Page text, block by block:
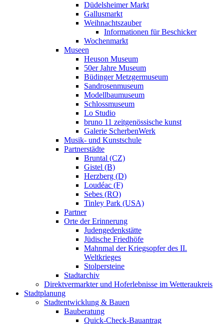
Düdelsheimer Markt
Gallusmarkt
Weihnachtszauber
Informationen für Beschicker
Wochenmarkt
Museen
Heuson Museum
50er Jahre Museum
Büdinger Metzgermuseum
Sandrosenmuseum
Modellbaumuseum
Schlossmuseum
Lo Studio
bruno 11 zeitgenössische kunst
Galerie ScherbenWerk
Musik- und Kunstschule
Partnerstädte
Bruntal (CZ)
Gistel (B)
Herzberg (D)
Loudéac (F)
Sebes (RO)
Tinley Park (USA)
Partner
Orte der Erinnerung
Judengedenkstätte
Jüdische Friedhöfe
Mahnmal der Kriegsopfer des II.
Weltkrieges
Stolpersteine
Stadtarchiv
Direktvermarkter und Hoferlebnisse im Wetteraukreis
Stadtplanung
Stadtentwicklung & Bauen
Bauberatung
Quick-Check-Bauantrag